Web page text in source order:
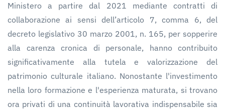
Ministero a partire dal 2021 mediante contratti di
collaborazione ai sensi dell’articolo 7, comma 6, del
decreto legislativo 30 marzo 2001, n. 165, per sopperire
alla carenza cronica di personale, hanno contribuito
significativamente alla tutela e valorizzazione del
patrimonio culturale italiano. Nonostante l'investimento
nella loro formazione e l'esperienza maturata, si trovano
ora privati di una continuità lavorativa indispensabile sia